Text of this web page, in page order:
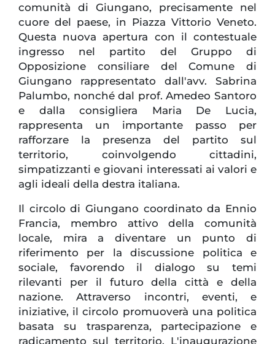
comunità di Giungano, precisamente nel
cuore del paese, in Piazza Vittorio Veneto.
Questa nuova apertura con il contestuale
ingresso nel partito del Gruppo di
Opposizione consiliare del Comune di
Giungano rappresentato dall'avv. Sabrina
Palumbo, nonché dal prof. Amedeo Santoro
e dalla consigliera Maria De Lucia,
rappresenta un importante passo per
rafforzare la presenza del partito sul
territorio, coinvolgendo cittadini,
simpatizzanti e giovani interessati ai valori e
agli ideali della destra italiana.
Il circolo di Giungano coordinato da Ennio
Francia, membro attivo della comunità
locale, mira a diventare un punto di
riferimento per la discussione politica e
sociale, favorendo il dialogo su temi
rilevanti per il futuro della città e della
nazione. Attraverso incontri, eventi, e
iniziative, il circolo promuoverà una politica
basata su trasparenza, partecipazione e
radicamento sul territorio. L'inaugurazione